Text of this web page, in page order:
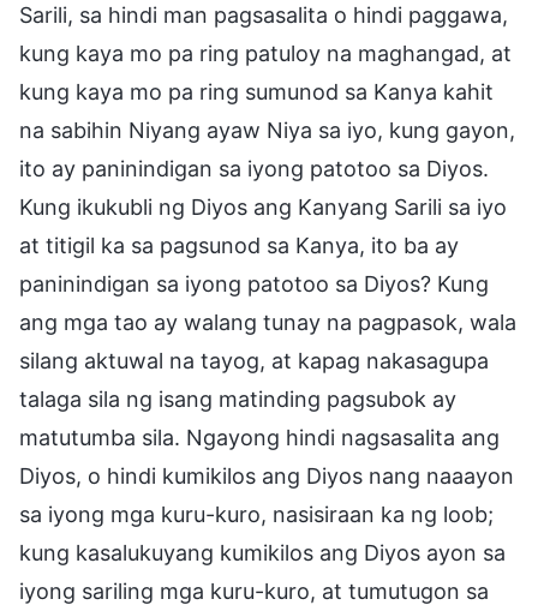
Sarili, sa hindi man pagsasalita o hindi paggawa,
kung kaya mo pa ring patuloy na maghangad, at
kung kaya mo pa ring sumunod sa Kanya kahit
na sabihin Niyang ayaw Niya sa iyo, kung gayon,
ito ay paninindigan sa iyong patotoo sa Diyos.
Kung ikukubli ng Diyos ang Kanyang Sarili sa iyo
at titigil ka sa pagsunod sa Kanya, ito ba ay
paninindigan sa iyong patotoo sa Diyos? Kung
ang mga tao ay walang tunay na pagpasok, wala
silang aktuwal na tayog, at kapag nakasagupa
talaga sila ng isang matinding pagsubok ay
matutumba sila. Ngayong hindi nagsasalita ang
Diyos, o hindi kumikilos ang Diyos nang naaayon
sa iyong mga kuru-kuro, nasisiraan ka ng loob;
kung kasalukuyang kumikilos ang Diyos ayon sa
iyong sariling mga kuru-kuro, at tumutugon sa